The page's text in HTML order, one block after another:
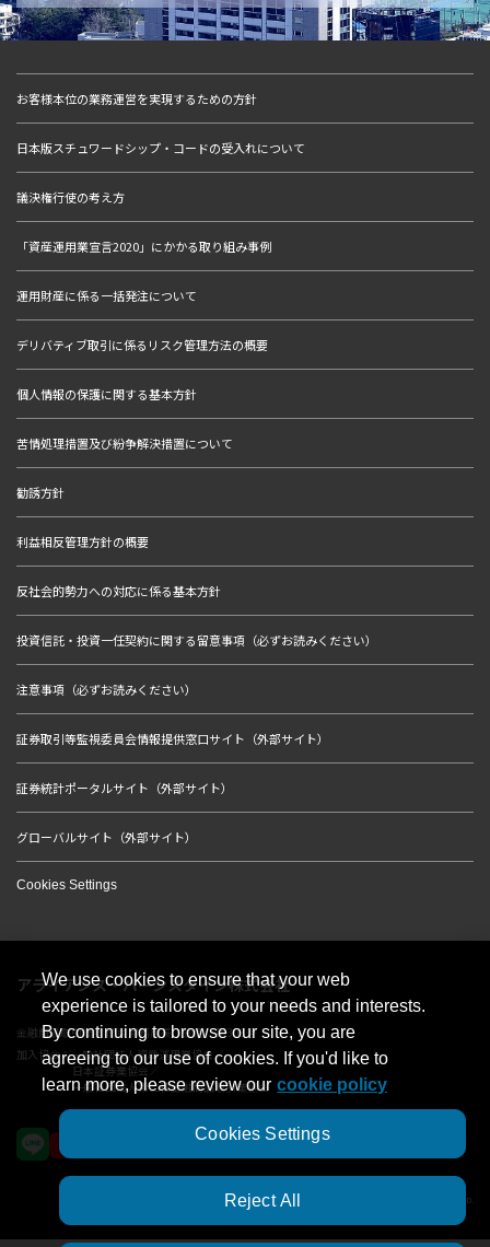
お客様本位の業務運営を実現するための方針
日本版スチュワードシップ・コードの受入れについて
議決権行使の考え方
「資産運用業宣言2020」にかかる取り組み事例
運用財産に係る一括発注について
デリバティブ取引に係るリスク管理方法の概要
個人情報の保護に関する基本方針
苦情処理措置及び紛争解決措置について
勧誘方針
利益相反管理方針の概要
反社会的勢力への対応に係る基本方針
投資信託・投資一任契約に関する留意事項（必ずお読みください）
注意事項（必ずお読みください）
証券取引等監視委員会情報提供窓口サイト（外部サイト）
証券統計ポータルサイト（外部サイト）
グローバルサイト（外部サイト）
Cookies Settings
アライアンス・バーンスタイン株式会社
金融商品取引業者 関東財務局長（金商）第303号
加入協会：一般社団法人資産運用業協会／
日本証券業協会／
一般社団法人第二種金融商品取引業協会
© 2023 AllianceBernstein Japan Ltd. ALL RIGHTS RESERVED.
We use cookies to ensure that your web
experience is tailored to your needs and interests.
By continuing to browse our site, you are
agreeing to our use of cookies. If you'd like to
learn more, please review our cookie policy
Cookies Settings
Reject All